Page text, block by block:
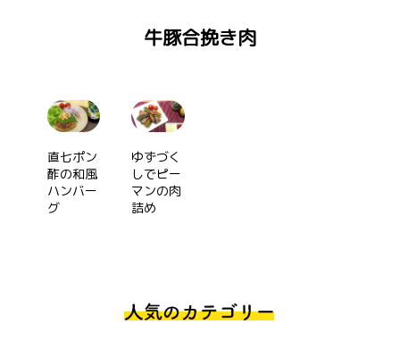
牛豚合挽き肉
直七ポン
酢の和風
ハンバー
グ
ゆずづく
しでピー
マンの肉
詰め